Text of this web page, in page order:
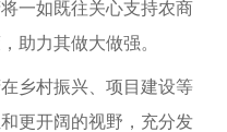
一如既往关心支持农商
助力其做大做强。
乡村振兴、项目建设等
更开阔的视野，充分发